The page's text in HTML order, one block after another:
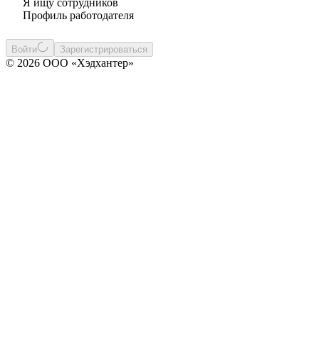
Профиль работодателя
Войти Зарегистрироваться
© 2026 ООО «Хэдхантер»